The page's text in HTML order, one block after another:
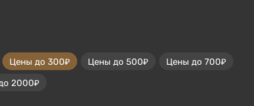
Цены до 300₽ Цены до 500₽
Цены до 700₽
2000₽